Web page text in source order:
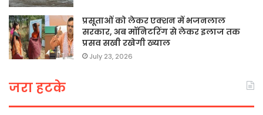
प्रसूताओं को लेकर एक्शन में भजनलाल
सरकार, अब मॉनिटरिंग से लेकर इलाज तक
प्रसव सखी रखेगी ख्याल
July 23, 2026
जरा हटके